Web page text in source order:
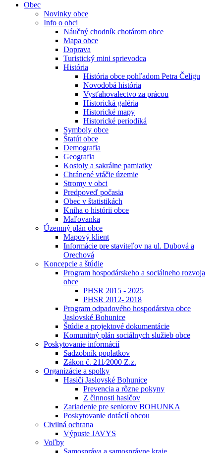
Obec
Novinky obce
Info o obci
Náučný chodník chotárom obce
Mapa obce
Doprava
Turistický mini sprievodca
História
História obce pohľadom Petra Čeligu
Novodobá história
Vysťahovalectvo za prácou
Historická galéria
Historické mapy
Historické periodiká
Symboly obce
Štatút obce
Demografia
Geografia
Kostoly a sakrálne pamiatky
Chránené vtáčie územie
Stromy v obci
Predpoveď počasia
Obec v štatistikách
Kniha o histórii obce
Maľovanka
Územný plán obce
Mapový klient
Informácie pre staviteľov na ul. Dubová a
Orechová
Koncepcie a štúdie
Program hospodárskeho a sociálneho rozvoja
obce
PHSR 2015 - 2025
PHSR 2012- 2018
Program odpadového hospodárstva obce
Jaslovské Bohunice
Štúdie a projektové dokumentácie
Komunitný plán sociálnych služieb obce
Poskytovanie informácií
Sadzobník poplatkov
Zákon č. 211⁄2000 Z.z.
Organizácie a spolky
Hasiči Jaslovské Bohunice
Prevencia a rôzne pokyny
Z činnosti hasičov
Zariadenie pre seniorov BOHUNKA
Poskytovanie dotácií obcou
Civilná ochrana
Výpuste JAVYS
Voľby
Samospráva a samosprávne kraje